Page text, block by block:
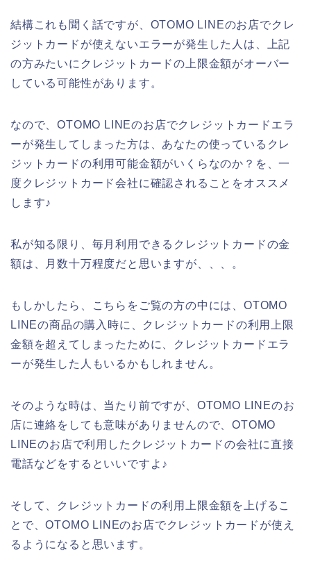
結構これも聞く話ですが、OTOMO LINEのお店でクレ
ジットカードが使えないエラーが発生した人は、上記
の方みたいにクレジットカードの上限金額がオーバー
している可能性があります。
なので、OTOMO LINEのお店でクレジットカードエラ
ーが発生してしまった方は、あなたの使っているクレ
ジットカードの利用可能金額がいくらなのか？を、一
度クレジットカード会社に確認されることをオススメ
します♪
私が知る限り、毎月利用できるクレジットカードの金
額は、月数十万程度だと思いますが、、、。
もしかしたら、こちらをご覧の方の中には、OTOMO
LINEの商品の購入時に、クレジットカードの利用上限
金額を超えてしまったために、クレジットカードエラ
ーが発生した人もいるかもしれません。
そのような時は、当たり前ですが、OTOMO LINEのお
店に連絡をしても意味がありませんので、OTOMO
LINEのお店で利用したクレジットカードの会社に直接
電話などをするといいですよ♪
そして、クレジットカードの利用上限金額を上げるこ
とで、OTOMO LINEのお店でクレジットカードが使え
るようになると思います。